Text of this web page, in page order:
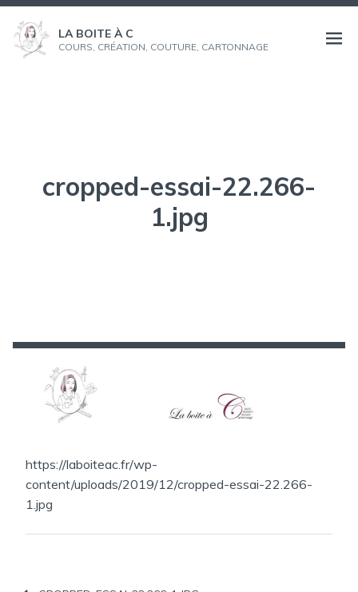
Aller
contenu
LA BOITE À C
COURS, CRÉATION, COUTURE, CARTONNAGE
Ouvrir
cropped-essai-22.266-
1.jpg
https://laboiteac.fr/wp-
content/uploads/2019/12/cropped-essai-22.266-
1.jpg
Navigation